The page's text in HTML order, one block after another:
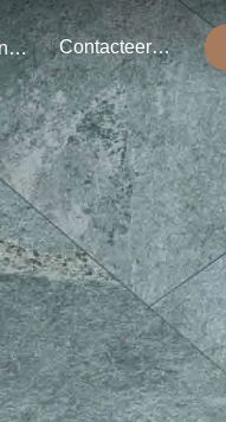
Evenementen Contacteer Ons